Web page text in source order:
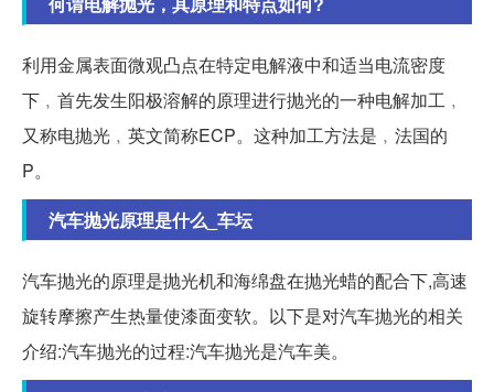
利用金属表面微观凸点在特定电解液中和适当电流密度
下﹐首先发生阳极溶解的原理进行抛光的一种电解加工﹐
又称电抛光﹐英文简称ECP。这种加工方法是﹐法国的
P。
汽车抛光原理是什么_车坛
汽车抛光的原理是抛光机和海绵盘在抛光蜡的配合下,高速
旋转摩擦产生热量使漆面变软。以下是对汽车抛光的相关
介绍:汽车抛光的过程:汽车抛光是汽车美。